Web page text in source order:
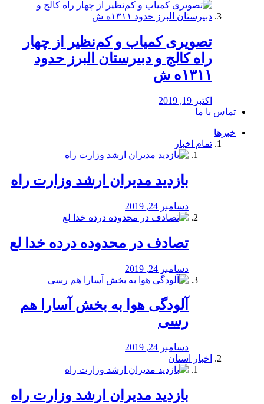
️تصویری کمیاب و کم‌نظیر از چهار
راه كالج و دبيرستان البرز حدود
۱۳۱۱ه ش
اکتبر 19, 2019
تماس با ما
خبرها
تمام اخبار
بازدید مدیران ارشد وزارت راه
دسامبر 24, 2019
تصادف در محدوده درده خدا لع
دسامبر 24, 2019
آلودگی هوا به بخش آسارا هم
رسی
دسامبر 24, 2019
اخبار استان
بازدید مدیران ارشد وزارت راه